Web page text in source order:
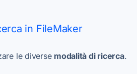
in FileMaker
le diverse modalità di ricerca.